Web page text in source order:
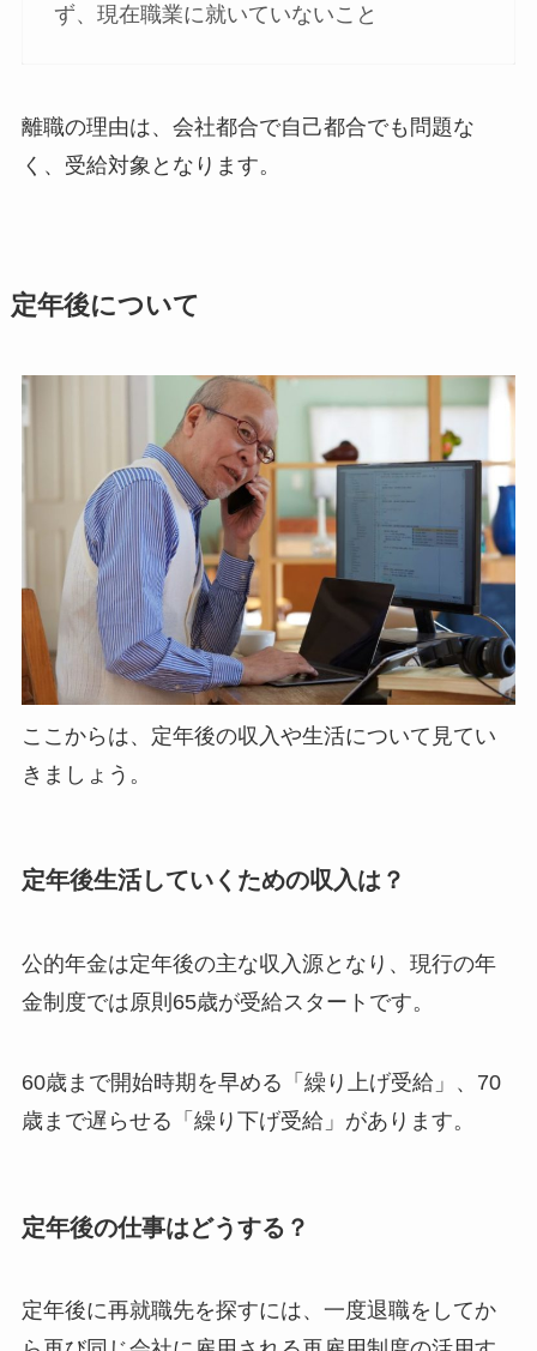
ず、現在職業に就いていないこと
離職の理由は、会社都合で自己都合でも問題な
く、受給対象となります。
定年後について
ここからは、定年後の収入や生活について見てい
きましょう。
定年後生活していくための収入は？
公的年金は定年後の主な収入源となり、現行の年
金制度では原則65歳が受給スタートです。
60歳まで開始時期を早める「繰り上げ受給」、70
歳まで遅らせる「繰り下げ受給」があります。
定年後の仕事はどうする？
定年後に再就職先を探すには、一度退職をしてか